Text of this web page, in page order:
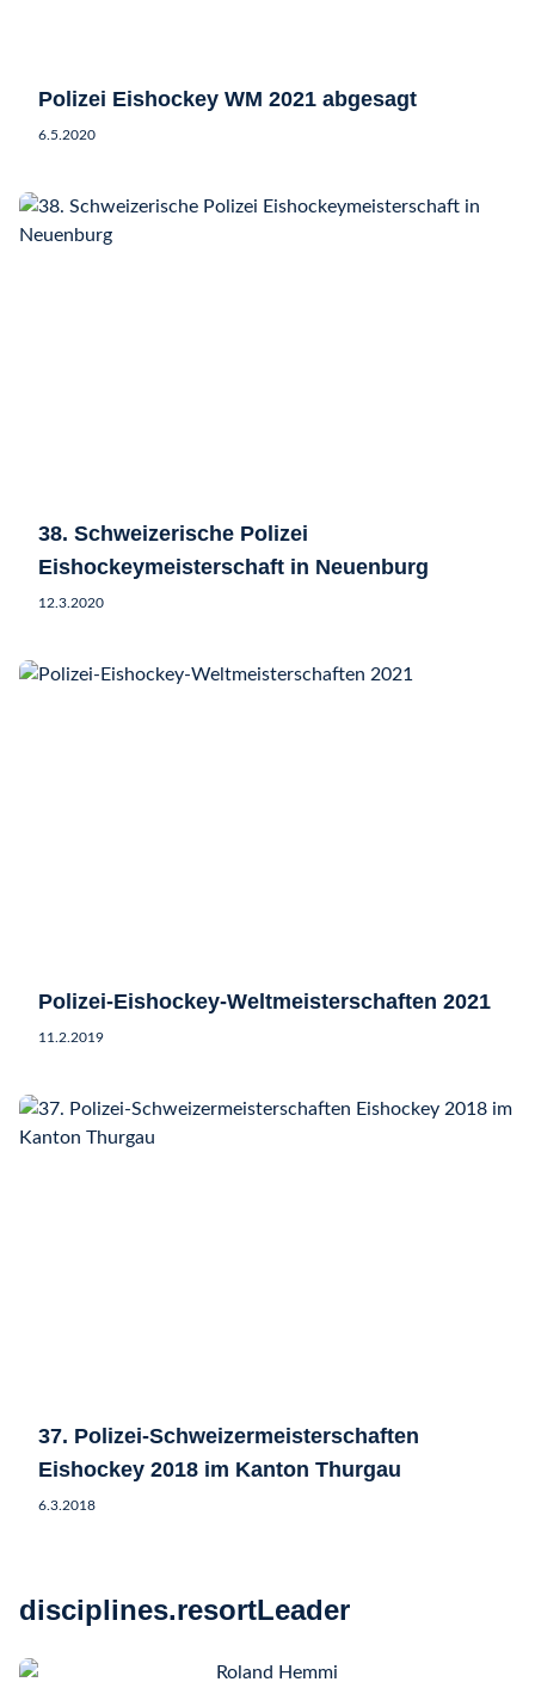
Polizei Eishockey WM 2021 abgesagt
6.5.2020
38. Schweizerische Polizei
Eishockeymeisterschaft in Neuenburg
12.3.2020
Polizei-Eishockey-Weltmeisterschaften 2021
11.2.2019
37. Polizei-Schweizermeisterschaften
Eishockey 2018 im Kanton Thurgau
6.3.2018
disciplines.resortLeader